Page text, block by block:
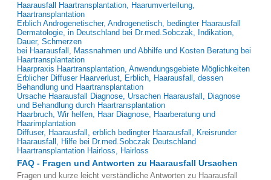
Haarausfall Haartransplantation, Haarumverteilung,
Haartransplantation
Erblich Androgenetischer, Androgenetisch, bedingter Haarausfall
Dermatologie, in Deutschland bei Dr.med.Sobczak, Indikation,
Dauer, Schmerzen
bei Haarausfall, Massnahmen und Abhilfe und Kosten Beratung bei
Haartransplantation
Haarpraxis Haartransplantation, Anwendungsgebiete Möglichkeiten
Erblicher Diffuser Haarverlust, Erblich, Haarausfall, dessen
Behandlung und Haartransplantation
Ursache Haarausfall Diagnose, Ursachen Haarausfall, Diagnose
und Behandlung durch Haartransplantation
Haarbruch, Wir helfen, Haar Diagnose, Haarberatung und
Haarimplantation
Diffuser, Haarausfall, erblich bedingter Haarausfall, Kreisrunder
Haarausfall, Hilfe bei Dr.med.Sobczak Deutschland
Haartransplantation Hairloss, Hairloss
FAQ - Fragen und Antworten zu Haarausfall Ursachen
Fragen und kurze leicht verständliche Antworten zu Haarausfall